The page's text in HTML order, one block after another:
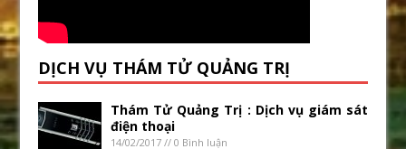
DỊCH VỤ THÁM TỬ QUẢNG TRỊ
Thám Tử Quảng Trị : Dịch vụ giám sát
điện thoại
14/02/2017 // 0 Bình luận